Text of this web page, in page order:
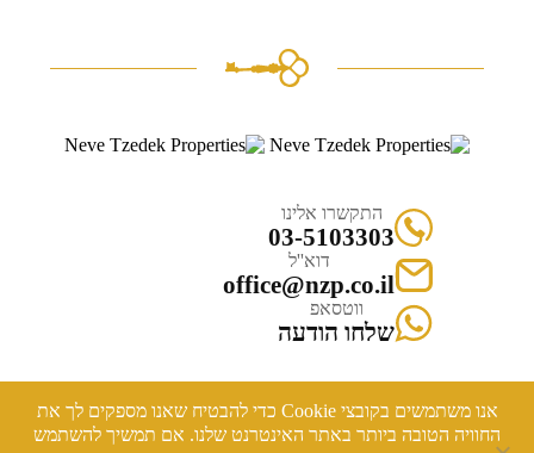
התקשרו אלינו
03-5103303
דוא''ל
office@nzp.co.il
ווטסאפ
שלחו הודעה
אנו משתמשים בקובצי Cookie כדי להבטיח שאנו מספקים לך את
החוויה הטובה ביותר באתר האינטרנט שלנו. אם תמשיך להשתמש